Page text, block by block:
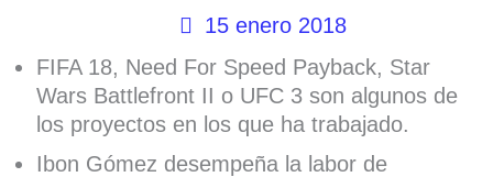
15 enero 2018
FIFA 18, Need For Speed Payback, Star
Wars Battlefront II o UFC 3 son algunos de
los proyectos en los que ha trabajado.
Ibon Gómez desempeña la labor de